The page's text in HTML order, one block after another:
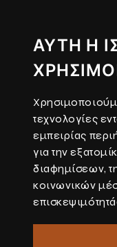
ΑΥΤΉ Η
τεχνολογίες
εμπειρίας
για την
διαφημίσεων,
κοινωνικών